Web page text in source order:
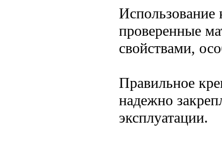
Использование
проверенные
свойствами,
Правильное
надежно
эксплуатации.